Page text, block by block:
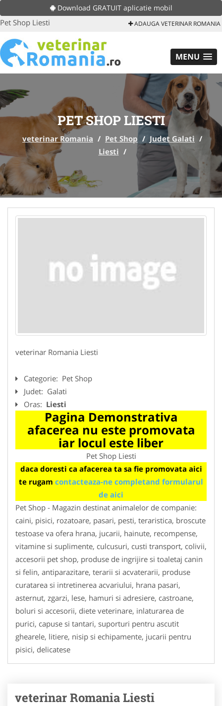
Download GRATUIT aplicatie mobil
Pet Shop Liesti ADAUGA VETERINAR ROMANIA
MENU
PET SHOP LIESTI
veterinar Romania / Pet Shop / Judet Galati /
Liesti /
veterinar Romania Liesti
Categorie: Pet Shop
Judet: Galati
Oras: Liesti
Pagina Demonstrativa
afacerea nu este promovata
iar locul este liber
Pet Shop Liesti
daca doresti ca afacerea ta sa fie promovata aici
te rugam contacteaza-ne completand formularul
de aici
Pet Shop - Magazin destinat animalelor de companie:
caini, pisici, rozatoare, pasari, pesti, teraristica, broscute
testoase va ofera hrana, jucarii, hainute, recompense,
vitamine si suplimente, culcusuri, custi transport, colivii,
accesorii pet shop, produse de ingrijire si toaletaj canin
si felin, antiparazitare, terarii si acvaterarii, produse
curatarea si intretinerea acvariului, hrana pasari,
asternut, zgarzi, lese, hamuri si adresiere, castroane,
boluri si accesorii, diete veterinare, inlaturarea de
purici, capuse si tantari, suporturi pentru ascutit
ghearele, litiere, nisip si echipamente, jucarii pentru
pisici, delicatese
veterinar Romania Liesti